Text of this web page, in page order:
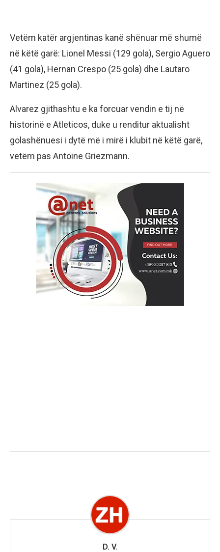
Vetëm katër argjentinas kanë shënuar më shumë
në këtë garë: Lionel Messi (129 gola), Sergio Aguero
(41 gola), Hernan Crespo (25 gola) dhe Lautaro
Martinez (25 gola).
Alvarez gjithashtu e ka forcuar vendin e tij në
historinë e Atleticos, duke u renditur aktualisht
golashënuesi i dytë më i mirë i klubit në këtë garë,
vetëm pas Antoine Griezmann.
D. V.